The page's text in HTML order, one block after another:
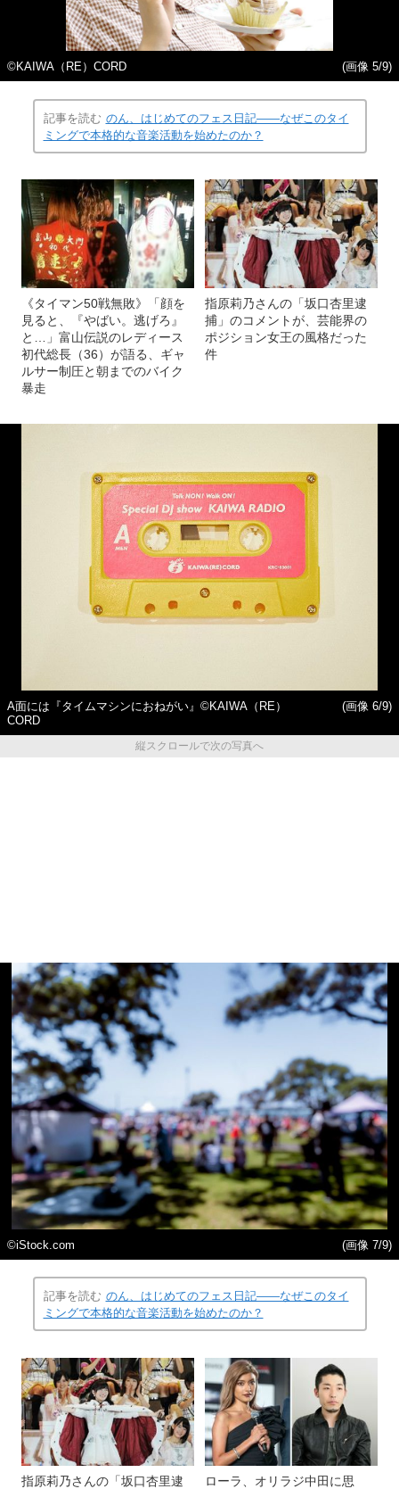
©KAIWA（RE）CORD (画像 5/9)
記事を読む のん、はじめてのフェス日記――なぜこのタイ
ミングで本格的な音楽活動を始めたのか？
《タイマン50戦無敗》「顔を
見ると、『やばい。逃げろ』
と…」富山伝説のレディース
初代総長（36）が語る、ギャ
ルサー制圧と朝までのバイク
暴走
指原莉乃さんの「坂口杏里逮
捕」のコメントが、芸能界の
ポジション女王の風格だった
件
A面には『タイムマシンにおねがい』©KAIWA（RE）
CORD
(画像 6/9)
縦スクロールで次の写真へ
©iStock.com (画像 7/9)
記事を読む のん、はじめてのフェス日記――なぜこのタイ
ミングで本格的な音楽活動を始めたのか？
指原莉乃さんの「坂口杏里逮
ローラ、オリラジ中田に思